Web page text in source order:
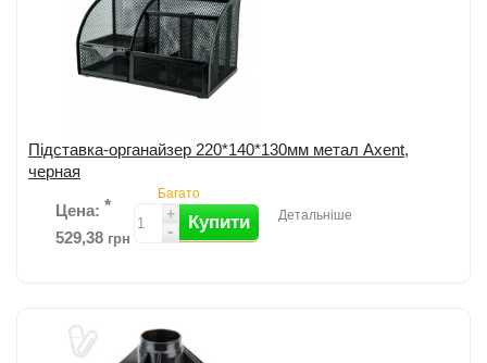
Додати до порівняння
Підставка-органайзер 220*140*130мм метал Axent,
черная
Цена: *
529,38 грн
Багато
+
- Купити Детальніше
Додати до порівняння